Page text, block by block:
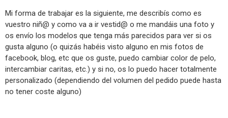
Mi forma de trabajar es la siguiente, me describís como es
vuestro niñ@ y como va a ir vestid@ o me mandáis una foto y
os envío los modelos que tenga más parecidos para ver si os
gusta alguno (o quizás habéis visto alguno en mis fotos de
facebook, blog, etc que os guste, puedo cambiar color de pelo,
intercambiar caritas, etc.) y si no, os lo puedo hacer totalmente
personalizado (dependiendo del volumen del pedido puede hasta
no tener coste alguno)